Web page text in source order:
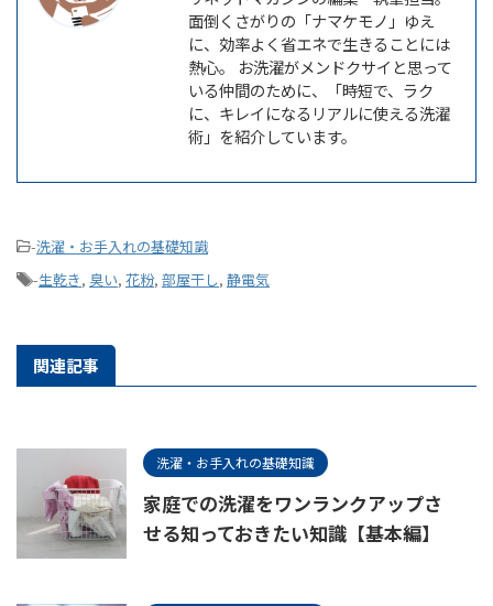
面倒くさがりの「ナマケモノ」ゆえ
に、効率よく省エネで生きることには
熱心。 お洗濯がメンドクサイと思って
いる仲間のために、「時短で、ラク
に、キレイになるリアルに使える洗濯
術」を紹介しています。
-洗濯・お手入れの基礎知識
-生乾き, 臭い, 花粉, 部屋干し, 静電気
関連記事
洗濯・お手入れの基礎知識
家庭での洗濯をワンランクアップさ
せる知っておきたい知識【基本編】